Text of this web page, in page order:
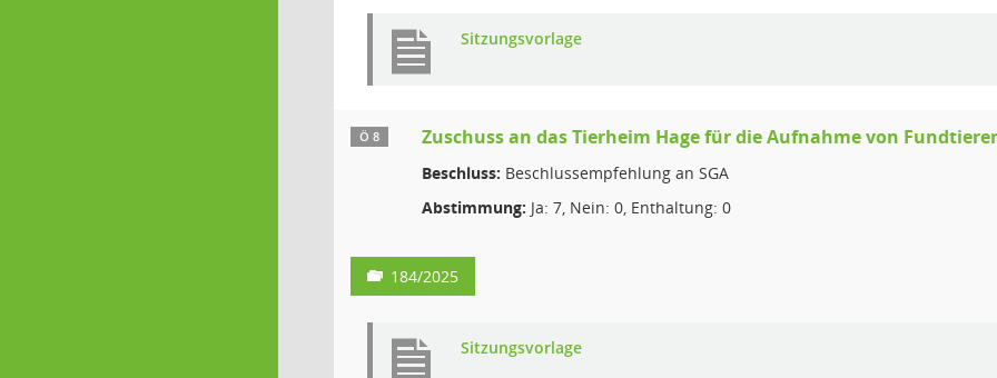
Sitzungsvorlage
Ö 8 Zuschuss an das Tierheim Hage für die Aufnahme von
Beschluss: Beschlussempfehlung an SGA
Abstimmung: Ja: 7, Nein: 0, Enthaltung: 0
184/2025
Sitzungsvorlage